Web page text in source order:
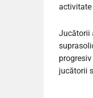
Jucătorii
jucătorii